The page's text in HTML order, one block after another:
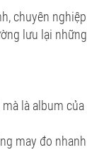
chuyên nghiệp
lưu lại những
là album của
may đo nhanh